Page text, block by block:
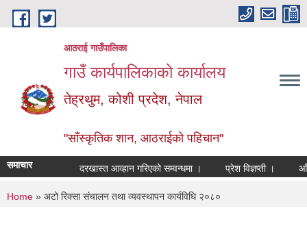
Skip to main content
आठराई गाउँपालिका
गाउँ कार्यपालिकाको कार्यालय
तेह्रथुम, कोशी प्रदेश, नेपाल
"साँस्कृतिक शान, आठराईको पहिचान"
समाचार दरखास्त आव्हान गरिएको सम्वन्धमा । प्रेश विज्ञप्ती । आँखा
You are here
Home » अटो रिक्सा संचालन तथा व्यवस्थापन कार्यविधि २०८०